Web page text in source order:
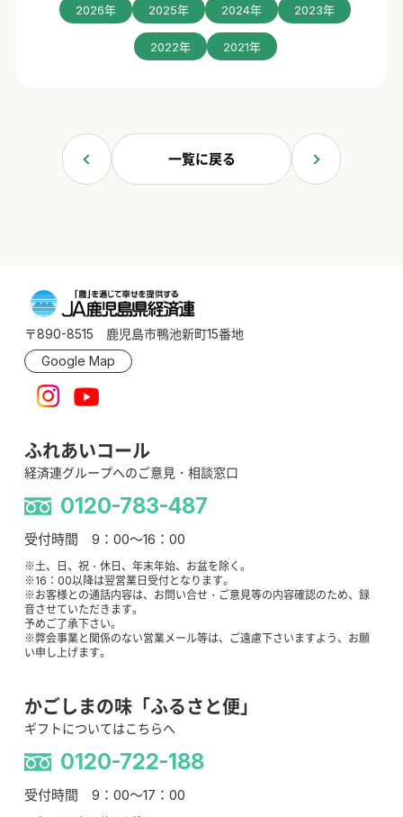
2026年 2025年 2024年 2023年
2022年 2021年
一覧に戻る
〒890-8515 鹿児島市鴨池新町15番地
Google Map
ふれあいコール
経済連グループへのご意見・相談窓口
0120-783-487
受付時間 9：00～16：00
※土、日、祝・休日、年末年始、お盆を除く。
※16：00以降は翌営業日受付となります。
※お客様との通話内容は、お問い合せ・ご意見等の内容確認のため、録
音させていただきます。
予めご了承下さい。
※弊会事業と関係のない営業メール等は、ご遠慮下さいますよう、お願
い申し上げます。
かごしまの味「ふるさと便」
ギフトについてはこちらへ
0120-722-188
受付時間 9：00～17：00